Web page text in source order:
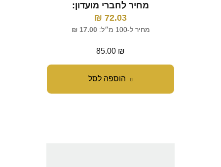
הוספה לסל
מחיר לחברי מועדון:
72.03
₪
מחיר ל-100 מ״ל: 17.00
₪
85.00 ₪